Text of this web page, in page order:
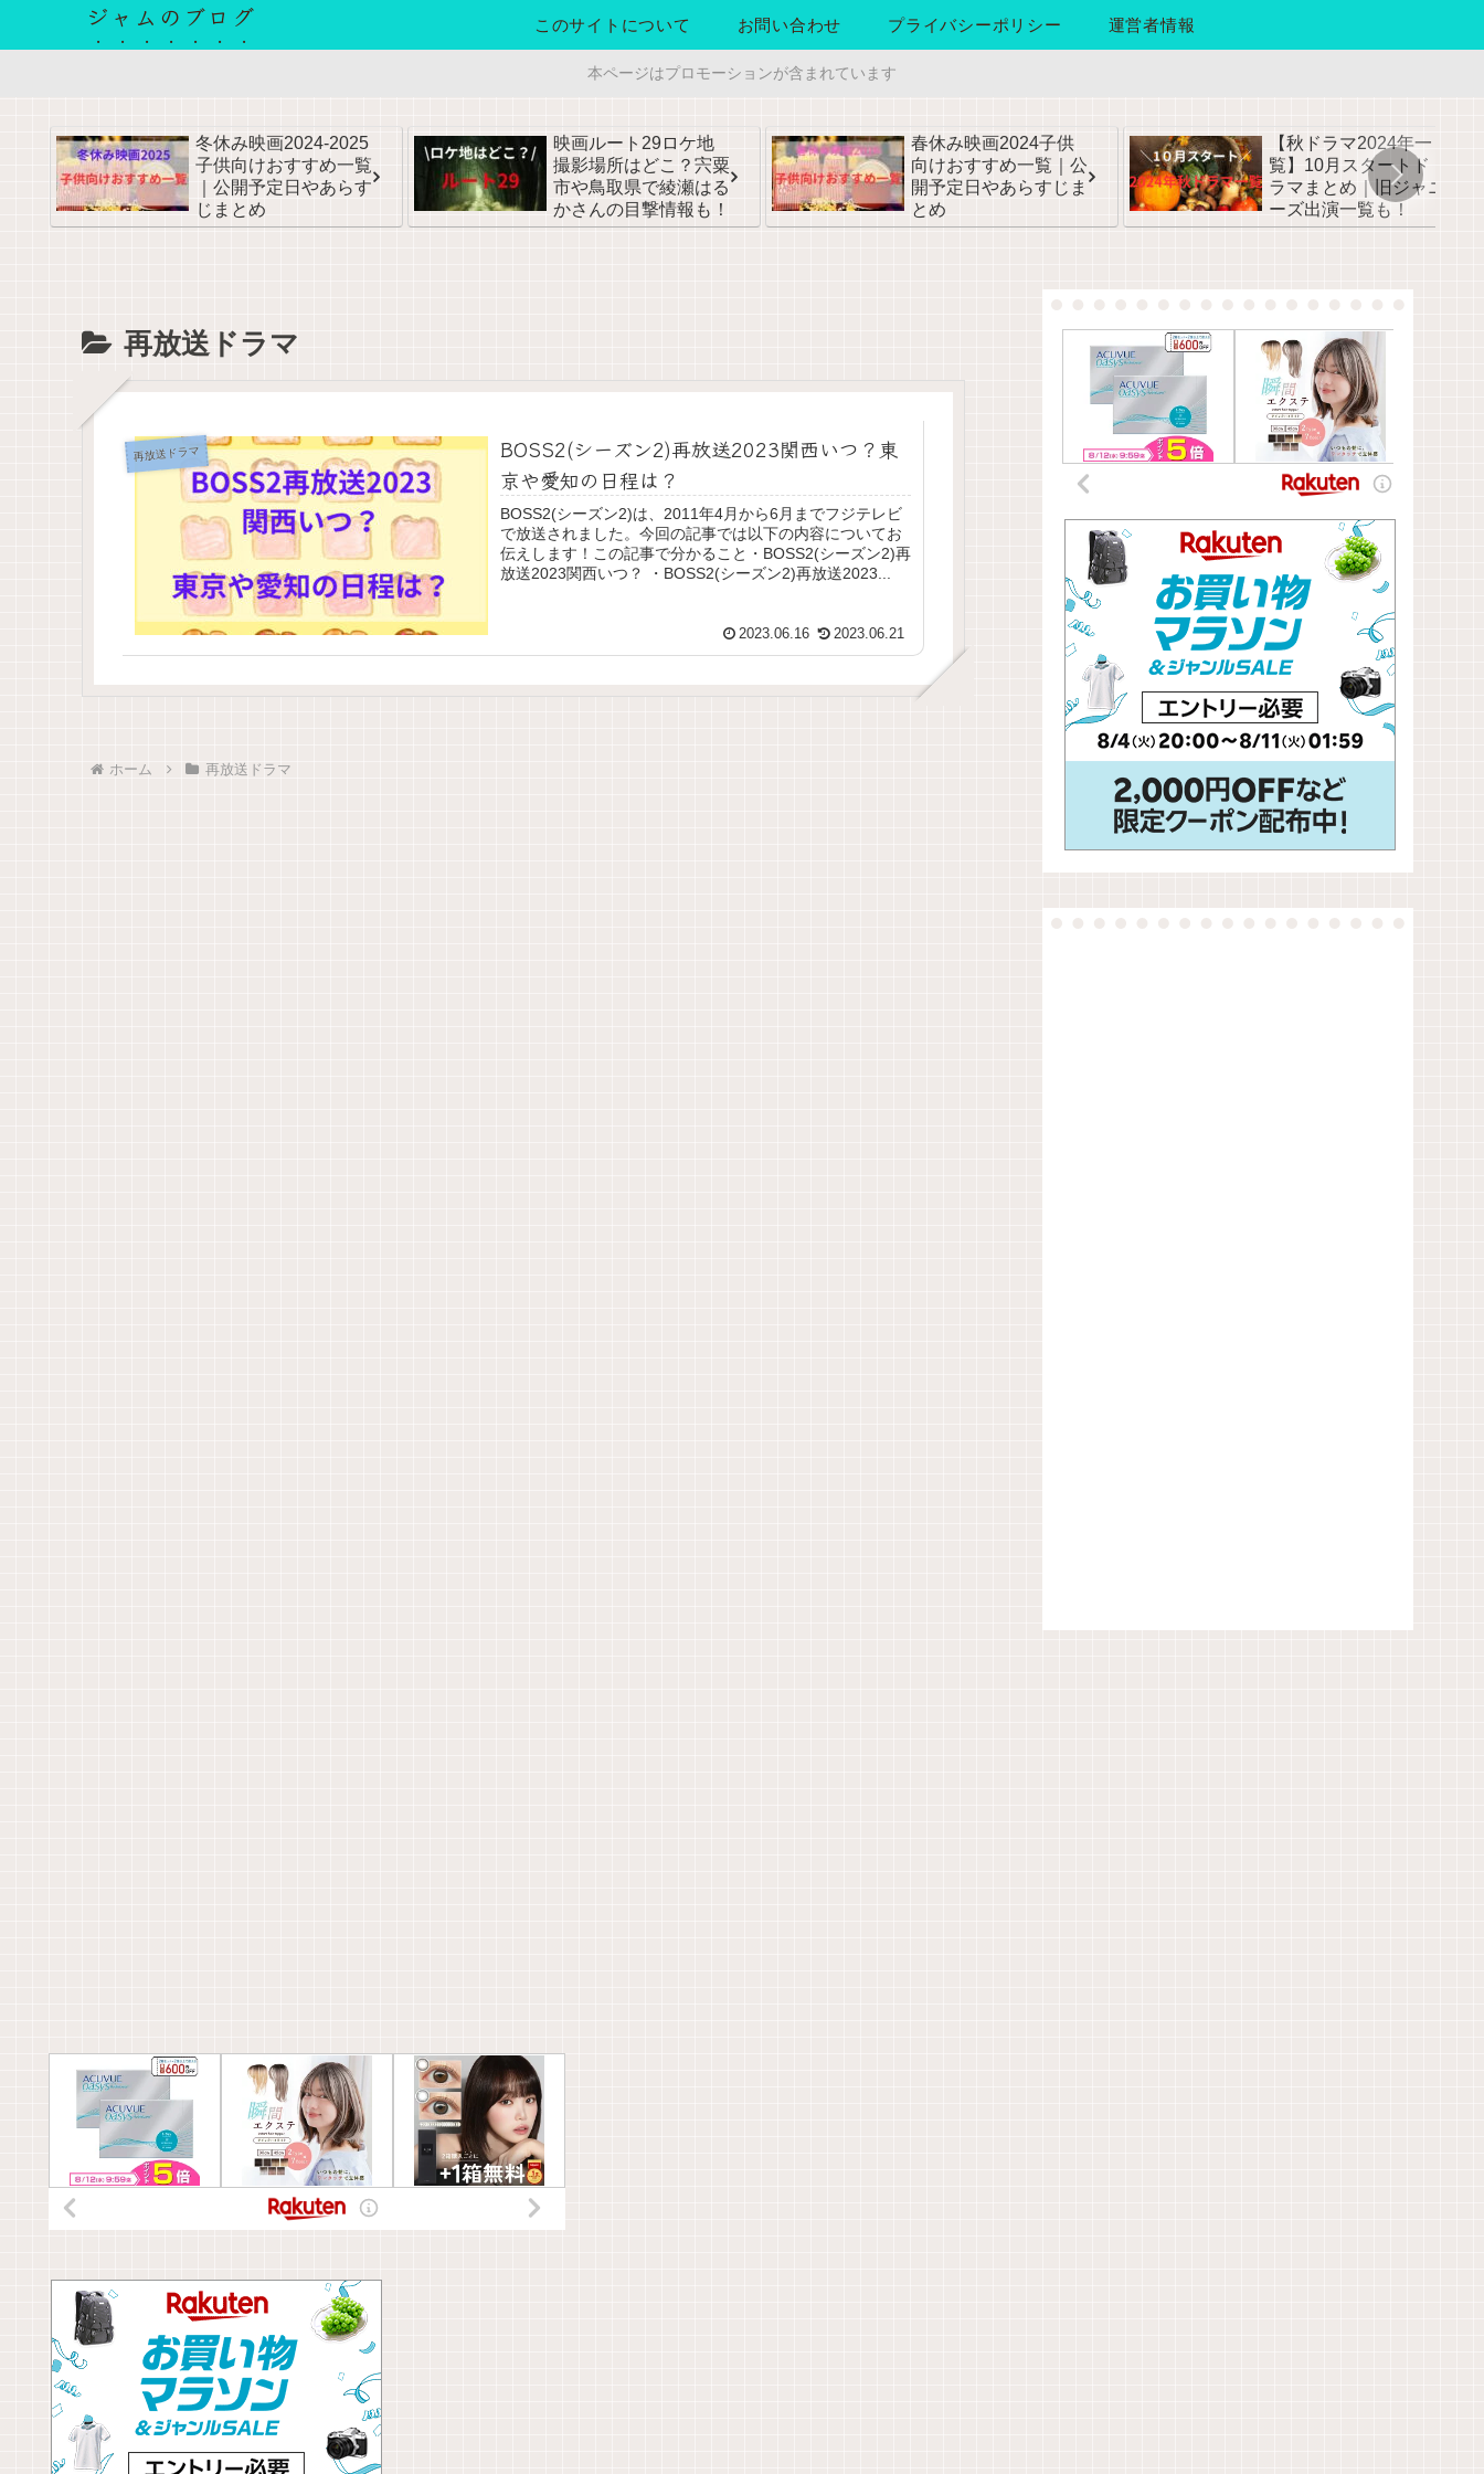
ジャムのブログ このサイトについて お問い合わせ プライバシーポリシー 運営者情報
本ページはプロモーションが含まれています
冬休み映画2024-2025
子供向けおすすめ一覧
｜公開予定日やあらす
じまとめ
映画ルート29ロケ地
撮影場所はどこ？宍粟
市や鳥取県で綾瀬はる
かさんの目撃情報も！
春休み映画2024子供
向けおすすめ一覧｜公
開予定日やあらすじま
とめ
【秋ドラマ2024年一
覧】10月スタートド
ラマまとめ｜旧ジャニ
ーズ出演一覧も！
再放送ドラマ
再放送ドラマ
BOSS2(シーズン2)再放送2023関西いつ？東
京や愛知の日程は？
BOSS2(シーズン2)は、2011年4月から6月までフジテレビ
で放送されました。今回の記事では以下の内容についてお
伝えします！この記事で分かること・BOSS2(シーズン2)再
放送2023関西いつ？ ・BOSS2(シーズン2)再放送2023...
2023.06.16 2023.06.21
ホーム 再放送ドラマ